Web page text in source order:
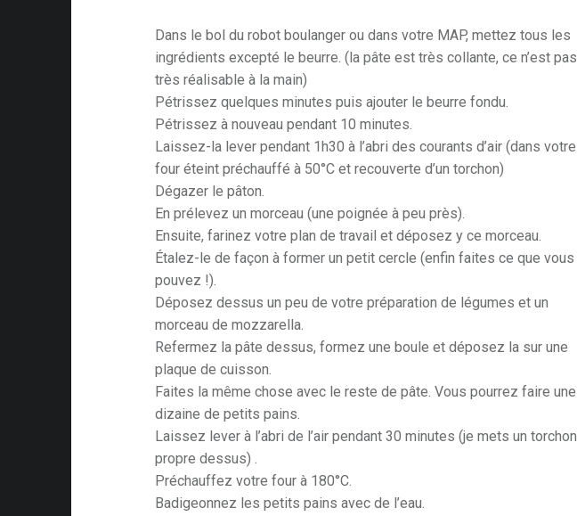
Dans le bol du robot boulanger ou dans votre MAP, mettez tous les
ingrédients excepté le beurre. (la pâte est très collante, ce n’est pas
très réalisable à la main)
Pétrissez quelques minutes puis ajouter le beurre fondu.
Pétrissez à nouveau pendant 10 minutes.
Laissez-la lever pendant 1h30 à l’abri des courants d’air (dans votre
four éteint préchauffé à 50°C et recouverte d’un torchon)
Dégazer le pâton.
En prélevez un morceau (une poignée à peu près).
Ensuite, farinez votre plan de travail et déposez y ce morceau.
Étalez-le de façon à former un petit cercle (enfin faites ce que vous
pouvez !).
Déposez dessus un peu de votre préparation de légumes et un
morceau de mozzarella.
Refermez la pâte dessus, formez une boule et déposez la sur une
plaque de cuisson.
Faites la même chose avec le reste de pâte. Vous pourrez faire une
dizaine de petits pains.
Laissez lever à l’abri de l’air pendant 30 minutes (je mets un torchon
propre dessus) .
Préchauffez votre four à 180°C.
Badigeonnez les petits pains avec de l’eau.